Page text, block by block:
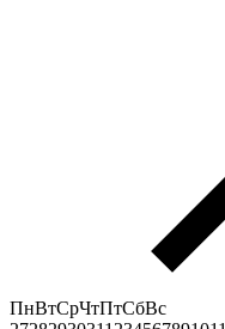
ПнВтСрЧтПтСбВс